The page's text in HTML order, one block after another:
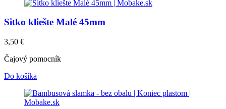
Sitko kliešte Malé 45mm
3,50 €
Čajový pomocník
Do košíka